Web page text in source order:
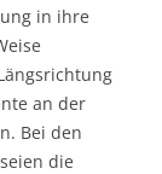
in ihre
an der
Bei den
die